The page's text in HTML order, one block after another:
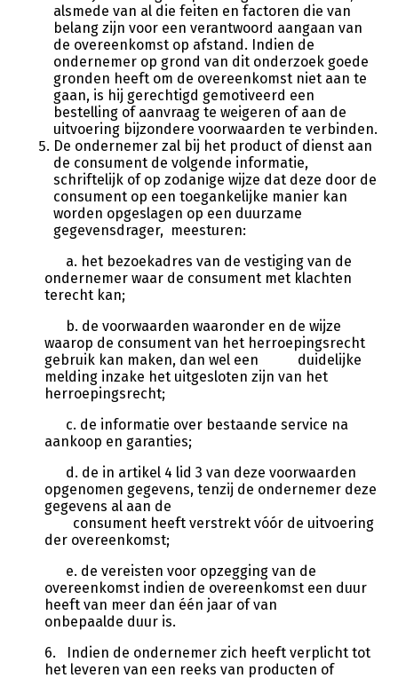
alsmede van al die feiten en factoren die van
belang zijn voor een verantwoord aangaan van
de overeenkomst op afstand. Indien de
ondernemer op grond van dit onderzoek goede
gronden heeft om de overeenkomst niet aan te
gaan, is hij gerechtigd gemotiveerd een
bestelling of aanvraag te weigeren of aan de
uitvoering bijzondere voorwaarden te verbinden.
De ondernemer zal bij het product of dienst aan
de consument de volgende informatie,
schriftelijk of op zodanige wijze dat deze door de
consument op een toegankelijke manier kan
worden opgeslagen op een duurzame
gegevensdrager, meesturen:
a. het bezoekadres van de vestiging van de
ondernemer waar de consument met klachten
terecht kan;
b. de voorwaarden waaronder en de wijze
waarop de consument van het herroepingsrecht
gebruik kan maken, dan wel een duidelijke
melding inzake het uitgesloten zijn van het
herroepingsrecht;
c. de informatie over bestaande service na
aankoop en garanties;
d. de in artikel 4 lid 3 van deze voorwaarden
opgenomen gegevens, tenzij de ondernemer deze
gegevens al aan de
consument heeft verstrekt vóór de uitvoering
der overeenkomst;
e. de vereisten voor opzegging van de
overeenkomst indien de overeenkomst een duur
heeft van meer dan één jaar of van
onbepaalde duur is.
6. Indien de ondernemer zich heeft verplicht tot
het leveren van een reeks van producten of